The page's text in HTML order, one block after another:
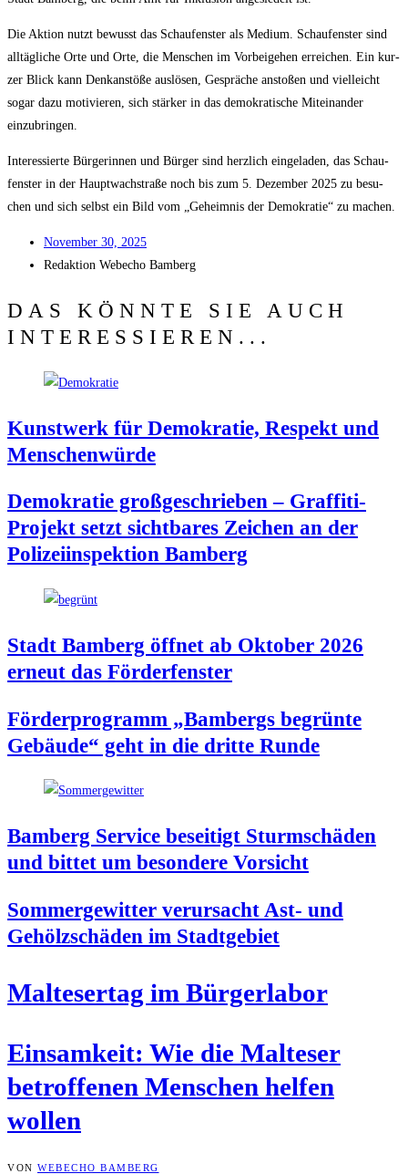
Die Akti­on nutzt bewusst das Schau­fens­ter als Medi­um. Schau­fens­ter sind
all­täg­li­che Orte und Orte, die Men­schen im Vor­bei­ge­hen errei­chen. Ein kur­
zer Blick kann Denk­an­stö­ße aus­lö­sen, Gesprä­che ansto­ßen und viel­leicht
sogar dazu moti­vie­ren, sich stär­ker in das demo­kra­ti­sche Mit­ein­an­der
einzubringen.
Inter­es­sier­te Bür­ge­rin­nen und Bür­ger sind herz­lich ein­ge­la­den, das Schau­
fens­ter in der Haupt­wach­stra­ße noch bis zum 5. Dezem­ber 2025 zu besu­
chen und sich selbst ein Bild vom „Geheim­nis der Demo­kra­tie“ zu machen.
Novem­ber 30, 2025
Redak­ti­on Web­echo Bamberg
DAS KÖNNTE SIE AUCH
INTERESSIEREN...
Kunst­werk für Demo­kra­tie, Respekt und
Menschenwürde
Demo­kra­tie groß­ge­schrie­ben – Graf­fi­ti-
Pro­jekt setzt sicht­ba­res Zei­chen an der
Poli­zei­in­spek­ti­on Bamberg
Stadt Bam­berg öff­net ab Okto­ber 2026
erneut das Förderfenster
För­der­pro­gramm „Bam­bergs begrün­te
Gebäu­de“ geht in die drit­te Runde
Bam­berg Ser­vice besei­tigt Sturm­schä­den
und bit­tet um beson­de­re Vorsicht
Som­mer­ge­wit­ter ver­ur­sacht Ast- und
Gehölz­schä­den im Stadtgebiet
Mal­te­ser­tag im Bürgerlabor
Ein­sam­keit: Wie die Mal­te­ser
betrof­fe­nen Men­schen hel­fen
wollen
VON WEBECHO BAMBERG